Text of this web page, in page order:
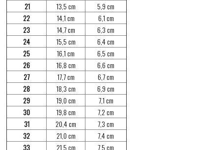
21
13,5 cm
5,9 cm
22
14,1 cm
6,1 cm
23
14,7 cm
6,3 cm
24
15,5 cm
6,4 cm
25
16,1 cm
6,5 cm
26
16,8 cm
6,6 cm
27
17,7 cm
6,7 cm
28
18,3 cm
6,9 cm
29
19,0 cm
7,1 cm
30
19,8 cm
7,2 cm
31
20,4 cm
7,3 cm
32
21,0 cm
7,4 cm
33
21,5 cm 7,5 cm